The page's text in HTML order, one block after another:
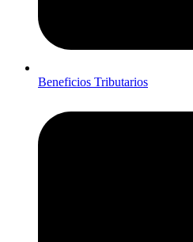
Beneficios Tributarios